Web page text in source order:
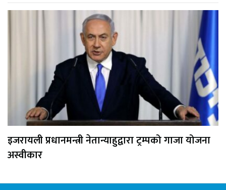
इजरायली प्रधानमन्त्री नेतान्याहुद्वारा ट्रम्पको गाजा योजना
अस्वीकार